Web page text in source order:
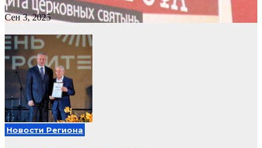
Сен 3, 2025
Новости Региона